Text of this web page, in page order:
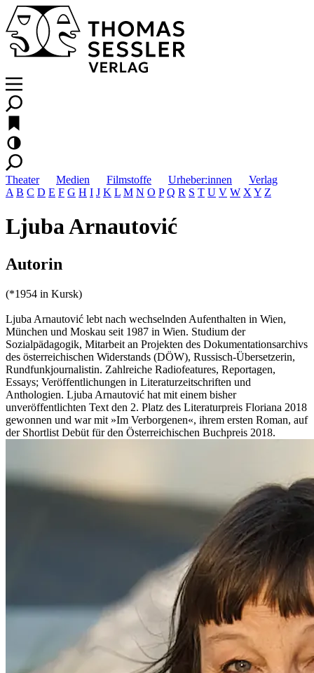
Theater Medien Filmstoffe Urheber:innen
Verlag
A B C D E F G H I J K L M N O P Q R S T U V W X Y Z
Ljuba Arnautović
Autorin
(*1954 in Kursk)
Ljuba Arnautović lebt nach wechselnden Aufenthalten in Wien,
München und Moskau seit 1987 in Wien. Studium der
Sozialpädagogik, Mitarbeit an Projekten des Dokumentationsarchivs
des österreichischen Widerstands (DÖW), Russisch-Übersetzerin,
Rundfunkjournalistin. Zahlreiche Radiofeatures, Reportagen,
Essays; Veröffentlichungen in Literaturzeitschriften und
Anthologien. Ljuba Arnautović hat mit einem bisher
unveröffentlichten Text den 2. Platz des Literaturpreis Floriana 2018
gewonnen und war mit »Im Verborgenen«, ihrem ersten Roman, auf
der Shortlist Debüt für den Österreichischen Buchpreis 2018.